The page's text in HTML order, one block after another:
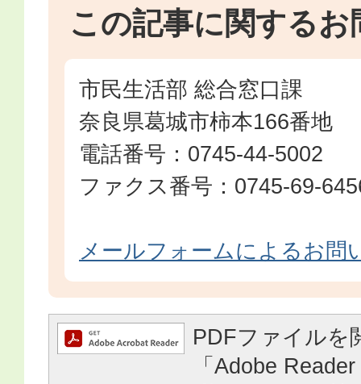
この記事に関するお
市民生活部 総合窓口課
奈良県葛城市柿本166番地
電話番号：0745-44-5002
ファクス番号：0745-69-
メールフォームによるお問
PDFファイルを
「Adobe